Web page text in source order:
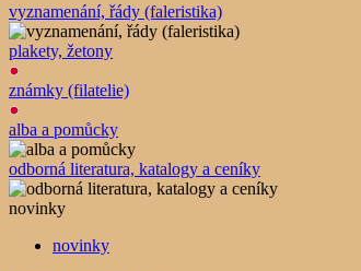
vyznamenání, řády (faleristika)
plakety, žetony
známky (filatelie)
alba a pomůcky
odborná literatura, katalogy a ceníky
novinky
novinky